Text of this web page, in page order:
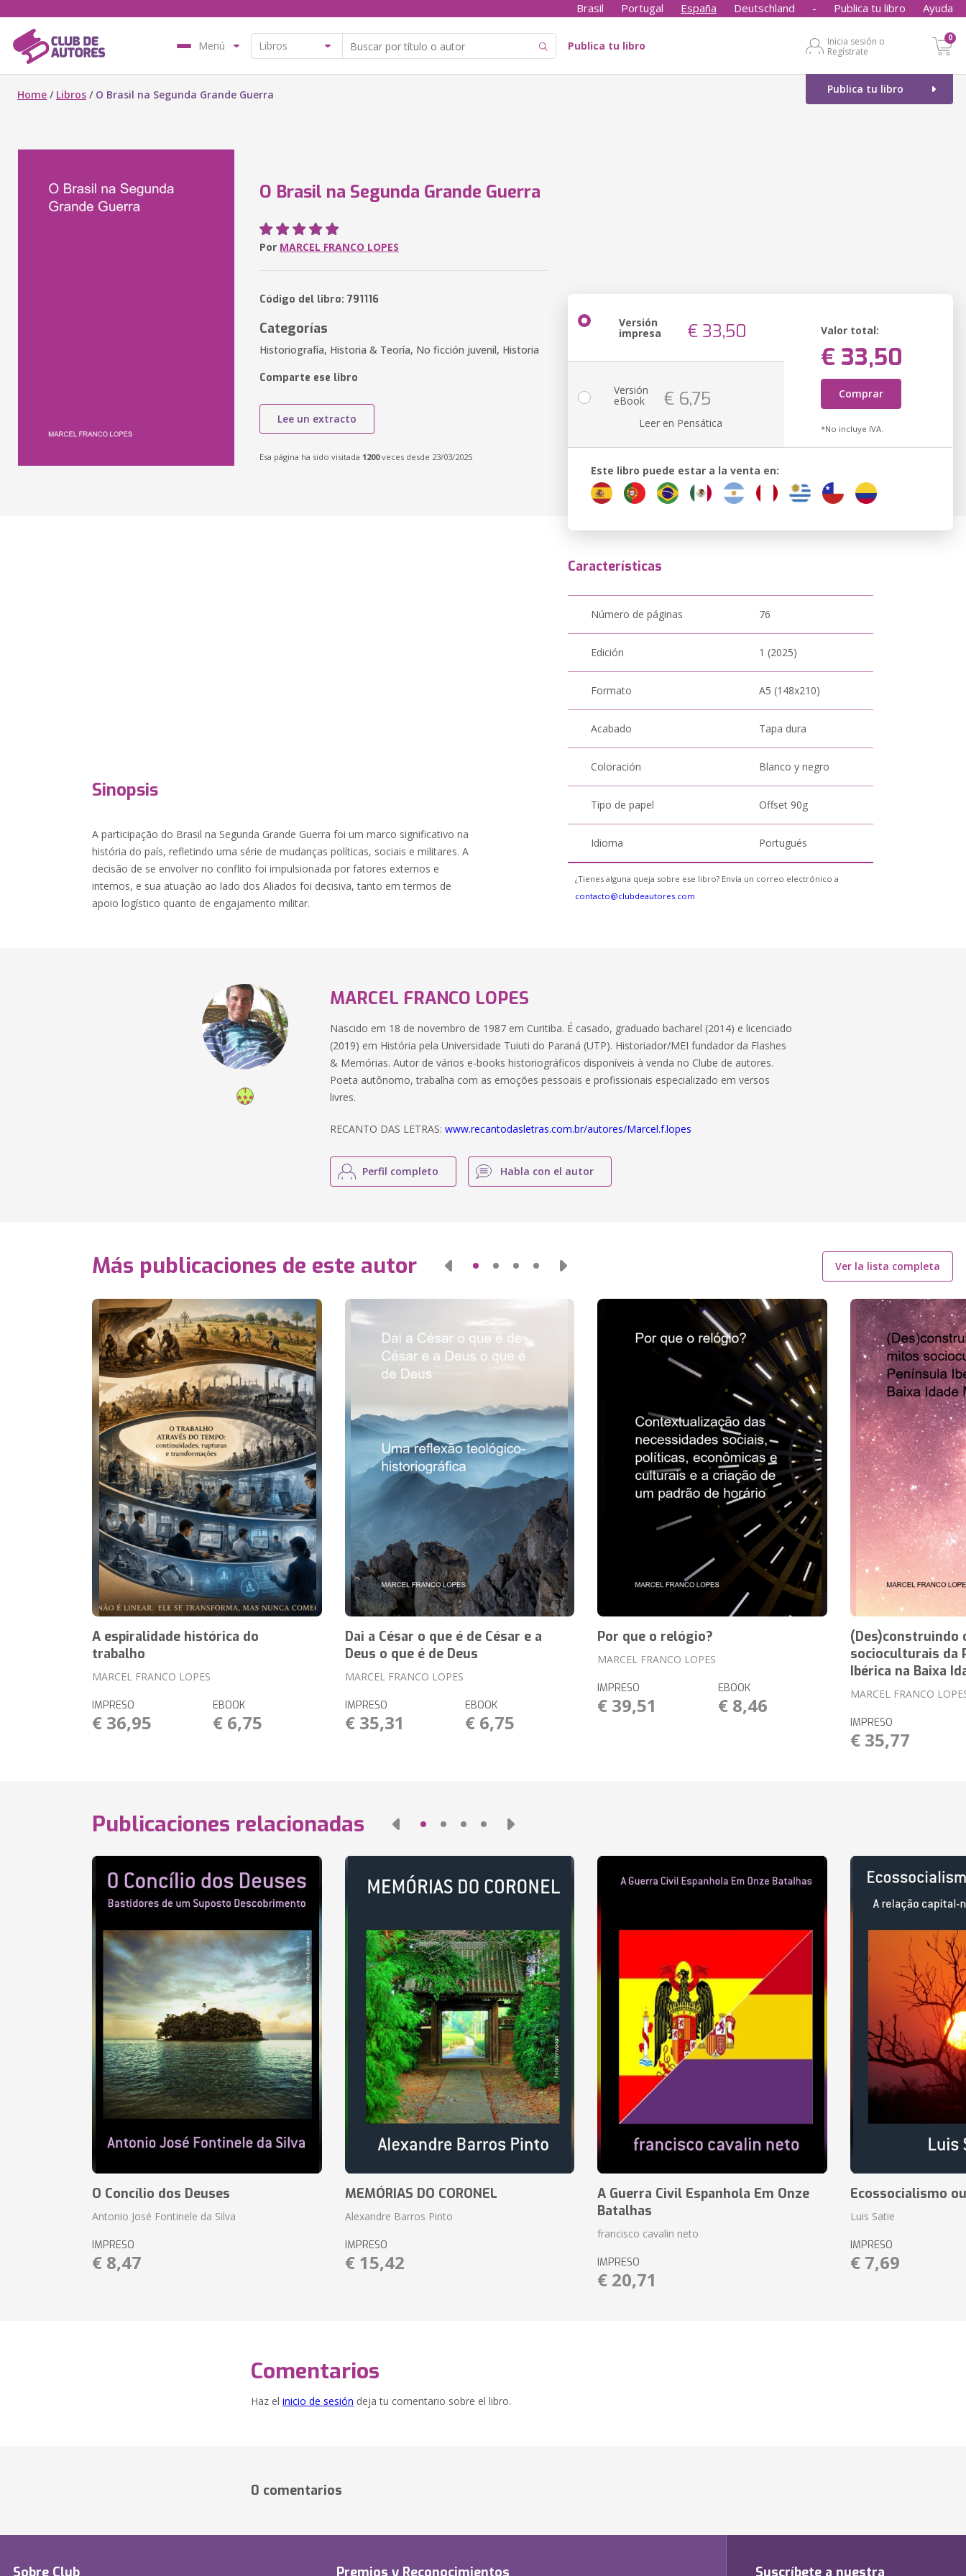
Brasil Portugal España Deutschland - Publica tu libro Ayuda
Menú Publica tu libro
Inicia sesión o
Regístrate
0
Publica tu libro
Home / Libros / O Brasil na Segunda Grande Guerra
O Brasil na Segunda Grande Guerra
Por MARCEL FRANCO LOPES
Código del libro: 791116
Categorías
Historiografía, Historia & Teoría, No ficción juvenil, Historia
Comparte ese libro
Lee un extracto
Esa página ha sido visitada 1200veces desde 23/03/2025
Versión
impresa € 33,50 Valor total:
€ 33,50
Comprar
*No incluye IVA.
Versión
eBook € 6,75
Leer en Pensática
Este libro puede estar a la venta en:
Sinopsis
A participação do Brasil na Segunda Grande Guerra foi um marco significativo na
história do país, refletindo uma série de mudanças políticas, sociais e militares. A
decisão de se envolver no conflito foi impulsionada por fatores externos e
internos, e sua atuação ao lado dos Aliados foi decisiva, tanto em termos de
apoio logístico quanto de engajamento militar.
Características
Número de páginas 76
Edición 1 (2025)
Formato A5 (148x210)
Acabado Tapa dura
Coloración Blanco y negro
Tipo de papel Offset 90g
Idioma Portugués
¿Tienes alguna queja sobre ese libro? Envía un correo electrónico a
contacto@clubdeautores.com
MARCEL FRANCO LOPES
Nascido em 18 de novembro de 1987 em Curitiba. É casado, graduado bacharel (2014) e licenciado
(2019) em História pela Universidade Tuiuti do Paraná (UTP). Historiador/MEI fundador da Flashes
& Memórias. Autor de vários e-books historiográficos disponíveis à venda no Clube de autores.
Poeta autônomo, trabalha com as emoções pessoais e profissionais especializado em versos
livres.
RECANTO DAS LETRAS:www.recantodasletras.com.br/autores/Marcel.f.lopes
Perfil completo Habla con el autor
Más publicaciones de este autor Ver la lista completa
A espiralidade histórica do
trabalho
MARCEL FRANCO LOPES
IMPRESO
€ 36,95
EBOOK
€ 6,75
Dai a César o que é de César e a
Deus o que é de Deus
MARCEL FRANCO LOPES
IMPRESO
€ 35,31
EBOOK
€ 6,75
Por que o relógio?
MARCEL FRANCO LOPES
IMPRESO
€ 39,51
EBOOK
€ 8,46
(Des)construindo
socioculturais da
Ibérica na Baixa
MARCEL FRANCO
IMPRESO
€ 35,77
Publicaciones relacionadas
O Concílio dos Deuses
Antonio José Fontinele da Silva
IMPRESO
€ 8,47
MEMÓRIAS DO CORONEL
Alexandre Barros Pinto
IMPRESO
€ 15,42
A Guerra Civil Espanhola Em Onze
Batalhas
francisco cavalin neto
IMPRESO
€ 20,71
Ecossocialismo
Luis Satie
IMPRESO
€ 7,69
Comentarios
Haz el inicio de sesión deja tu comentario sobre el libro.
0 comentarios
Sobre Club Premios y Reconocimientos Suscríbete a nuestra